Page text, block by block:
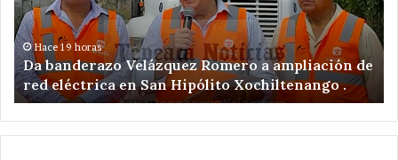
Velázquez Romero a ampliación de
en San Hipólito Xochiltenango .
por
excavaciones
ilegales
en
zona
arqueológica.
Hace 1 día
Detienen a
ilegales en